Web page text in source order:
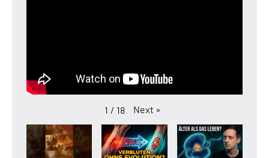
1 / 18 Next »